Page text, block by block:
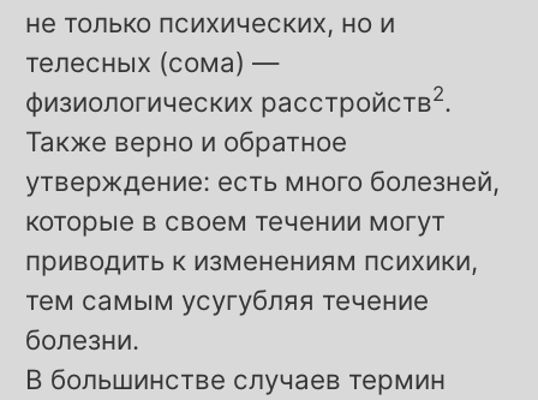
не только психических, но и
телесных (сома) —
физиологических расстройств2.
Также верно и обратное
утверждение: есть много болезней,
которые в своем течении могут
приводить к изменениям психики,
тем самым усугубляя течение
болезни.
В большинстве случаев термин